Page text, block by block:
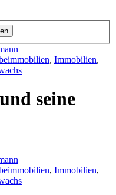
, Immobilien,
seine
, Immobilien,